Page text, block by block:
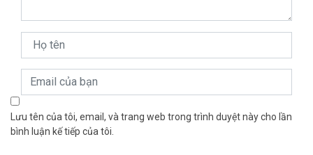
Lưu tên của tôi, email, và trang web trong trình duyệt này cho lần
bình luận kế tiếp của tôi.